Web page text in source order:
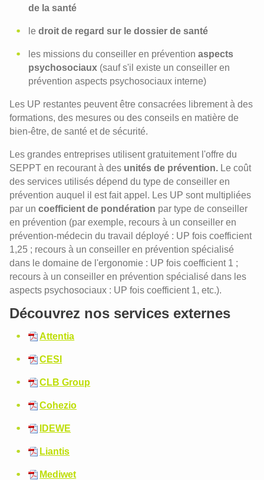
de la santé
le droit de regard sur le dossier de santé
les missions du conseiller en prévention aspects
psychosociaux (sauf s'il existe un conseiller en
prévention aspects psychosociaux interne)
Les UP restantes peuvent être consacrées librement à des
formations, des mesures ou des conseils en matière de
bien-être, de santé et de sécurité.
Les grandes entreprises utilisent gratuitement l'offre du
SEPPT en recourant à des unités de prévention. Le coût
des services utilisés dépend du type de conseiller en
prévention auquel il est fait appel. Les UP sont multipliées
par un coefficient de pondération par type de conseiller
en prévention (par exemple, recours à un conseiller en
prévention-médecin du travail déployé : UP fois coefficient
1,25 ; recours à un conseiller en prévention spécialisé
dans le domaine de l'ergonomie : UP fois coefficient 1 ;
recours à un conseiller en prévention spécialisé dans les
aspects psychosociaux : UP fois coefficient 1, etc.).
Découvrez nos services externes
Attentia
CESI
CLB Group
Cohezio
IDEWE
Liantis
Mediwet